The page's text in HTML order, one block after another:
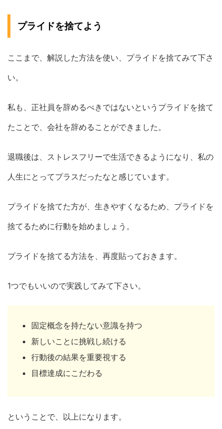
プライドを捨てよう
ここまで、解説した方法を使い、プライドを捨てみて下さ
い。
私も、正社員を辞めるべきではないというプライドを捨て
たことで、会社を辞めることができました。
退職後は、ストレスフリーで生活できるようになり、私の
人生にとってプラスだったなと感じています。
プライドを捨てた方が、生きやすくなるため、プライドを
捨てるために行動を始めましょう。
プライドを捨てる方法を、再度貼っておきます。
1つでもいいので実践してみて下さい。
固定概念を持たない意識を持つ
新しいことに挑戦し続ける
行動後の結果を重要視する
目標達成にこだわる
ということで、以上になります。